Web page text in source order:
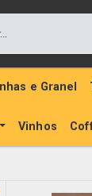
e Granel
Vinhos